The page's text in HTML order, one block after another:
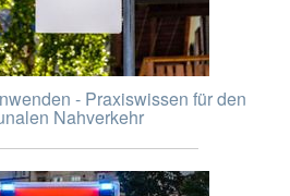
- Praxiswissen für den
Nahverkehr